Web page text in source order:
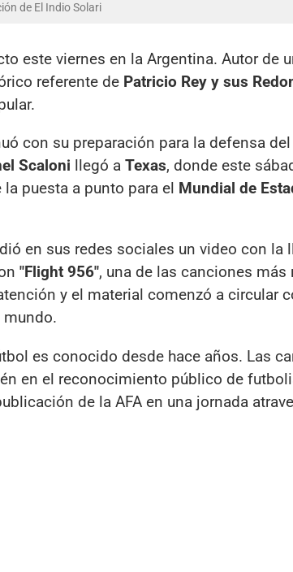
de El Indio Solari
este viernes en la Argentina. Autor de
referente de Patricio Rey y sus
con su preparación para la defensa
Scaloni llegó a Texas, donde este
puesta a punto para el Mundial de
en sus redes sociales un video con la
"Flight 956", una de las canciones
y el material comenzó a circular
es conocido desde hace años. Las
en el reconocimiento público de
de la AFA en una jornada